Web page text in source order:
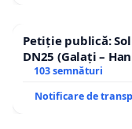
Petiție publică:
DN25 (Galați –
traseului în afara
103 semnături
Notificare de